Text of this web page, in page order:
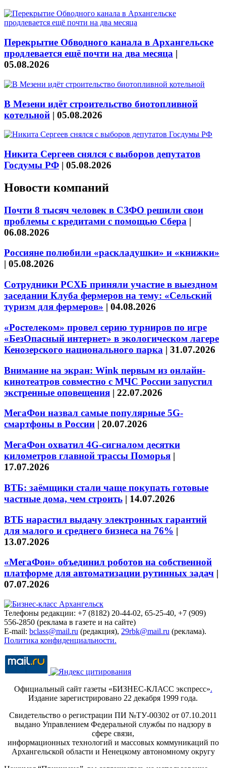
Перекрытие Обводного канала в Архангельске
продлевается ещё почти на два месяца |
05.08.2026
В Мезени идёт строительство биотопливной
котельной | 05.08.2026
Никита Сергеев снялся с выборов депутатов
Госдумы РФ | 05.08.2026
Новости компаний
Почти 8 тысяч человек в СЗФО решили свои
проблемы с кредитами с помощью Сбера |
06.08.2026
Россияне полюбили «раскладушки» и «книжки»
| 05.08.2026
Сотрудники РСХБ приняли участие в выездном
заседании Клуба фермеров на тему: «Сельский
туризм для фермеров» | 04.08.2026
«Ростелеком» провел серию турниров по игре
«БезОпасный интернет» в экологическом лагере
Кенозерского национального парка | 31.07.2026
Внимание на экран: Wink первым из онлайн-
кинотеатров совместно с МЧС России запустил
экстренные оповещения | 22.07.2026
МегаФон назвал самые популярные 5G-
смартфоны в России | 20.07.2026
МегаФон охватил 4G-сигналом десятки
километров главной трассы Поморья |
17.07.2026
ВТБ: заёмщики стали чаще покупать готовые
частные дома, чем строить | 14.07.2026
ВТБ нарастил выдачу электронных гарантий
для малого и среднего бизнеса на 76% |
13.07.2026
«МегаФон» объединил роботов на собственной
платформе для автоматизации рутинных задач |
07.07.2026
Телефоны редакции: +7 (8182) 20-44-02, 65-25-40, +7 (909)
556-2850 (реклама в газете и на сайте)
E-mail: bclass@mail.ru (редакция), 29rbk@mail.ru (реклама).
Политика конфиденциальности.
Официальный сайт газеты «БИЗНЕС-КЛАСС экспресс».
Издание зарегистрировано 22 декабря 1999 года.
Свидетельство о регистрации ПИ №ТУ-00302 от 07.10.2011
выдано Управлением Федеральной службы по надзору в
сфере связи,
информационных технологий и массовых коммуникаций по
Архангельской области и Ненецкому автономному округу